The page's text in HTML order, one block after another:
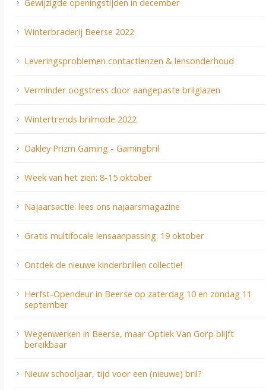
Gewijzigde openingstijden in december
Winterbraderij Beerse 2022
Leveringsproblemen contactlenzen & lensonderhoud
Verminder oogstress door aangepaste brilglazen
Wintertrends brilmode 2022
Oakley Prizm Gaming - Gamingbril
Week van het zien: 8-15 oktober
Najaarsactie: lees ons najaarsmagazine
Gratis multifocale lensaanpassing: 19 oktober
Ontdek de nieuwe kinderbrillen collectie!
Herfst-Opendeur in Beerse op zaterdag 10 en zondag 11
september
Wegenwerken in Beerse, maar Optiek Van Gorp blijft
bereikbaar
Nieuw schooljaar, tijd voor een (nieuwe) bril?